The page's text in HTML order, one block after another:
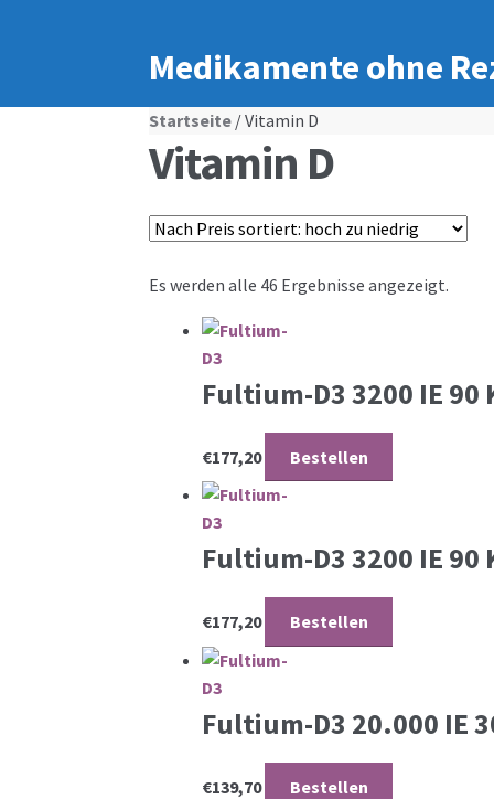
Medikamente ohne
Startseite/ Vitamin D
Vitamin D
Es werden alle 46 Ergebnisse angezeigt.
Fultium-D3 3200 IE
€177,20 Bestellen
Fultium-D3 3200 IE
€177,20 Bestellen
Fultium-D3 20.000 IE
€139,70 Bestellen